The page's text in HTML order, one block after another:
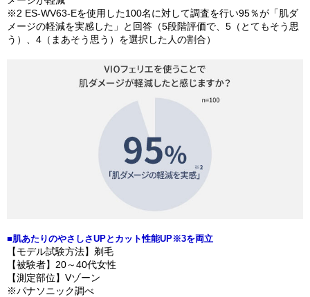
※2 ES-WV63-Eを使用した100名に対して調査を行い95％が「肌ダ
メージの軽減を実感した」と回答（5段階評価で、5（とてもそう思
う）、4（まあそう思う）を選択した人の割合）
■肌あたりのやさしさUPとカット性能UP※3を両立
【モデル試験方法】剃毛
【被験者】20～40代女性
【測定部位】Vゾーン
※パナソニック調べ